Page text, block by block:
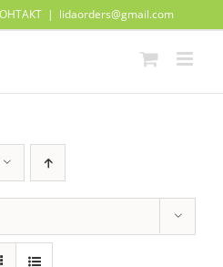
| lidaorders@gmail.com